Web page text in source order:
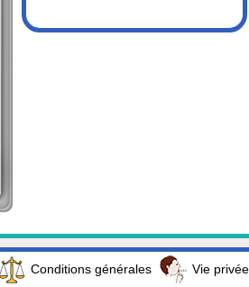
Conditions générales Vie privée